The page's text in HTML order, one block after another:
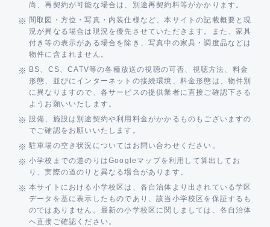
尚、再契約が可能な場合は、別途再契約料等がかかります。
間取図・方位・写真・内装仕様など、本サイトの記載概要と現
況が異なる場合は現況を優先させていただきます。また、家具
付き等の表示がある場合を除き、写真中の家具・調度品などは
物件に含まれません。
BS、CS、CATV等の各種放送の視聴の可否、視聴方法、料金
形態、並びにインターネットの接続環境、料金形態は、物件別
に異なりますので、各サービスの提供業者に直接ご確認下さる
ようお願いいたします。
設備、施設は別途契約や利用料金がかかるものもございますの
でご確認をお願いいたします。
駐車場の空き状況についてはお問い合わせください。
小学校までの道のりはGoogleマップを利用して算出してお
り、実際の道のりと異なる場合があります。
本サイトにおける小学校区は、各自治体より出されている学区
データを基に表示したものであり、該当小学校区を保証するも
のではありません。最新の小学校区に関しましては、各自治体
へ直接ご確認ください。